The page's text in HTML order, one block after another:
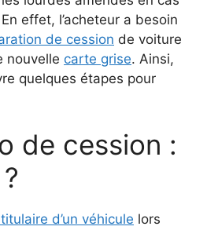
effet, l’acheteur a besoin
de cession de voiture
nouvelle carte grise. Ainsi,
quelques étapes pour
de cession :
d’un véhicule lors